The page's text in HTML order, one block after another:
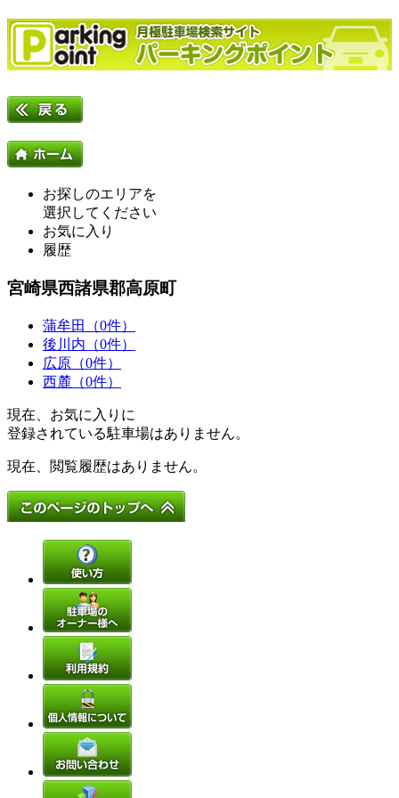
お探しのエリアを
選択してください
お気に入り
履歴
宮崎県西諸県郡高原町
蒲牟田（0件）
後川内（0件）
広原（0件）
西麓（0件）
現在、お気に入りに
登録されている駐車場はありません。
現在、閲覧履歴はありません。